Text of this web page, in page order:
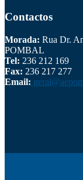
Contactos
Morada: Rua Dr.
POMBAL
Tel: 236 212 169
Fax: 236 217 277
Email: